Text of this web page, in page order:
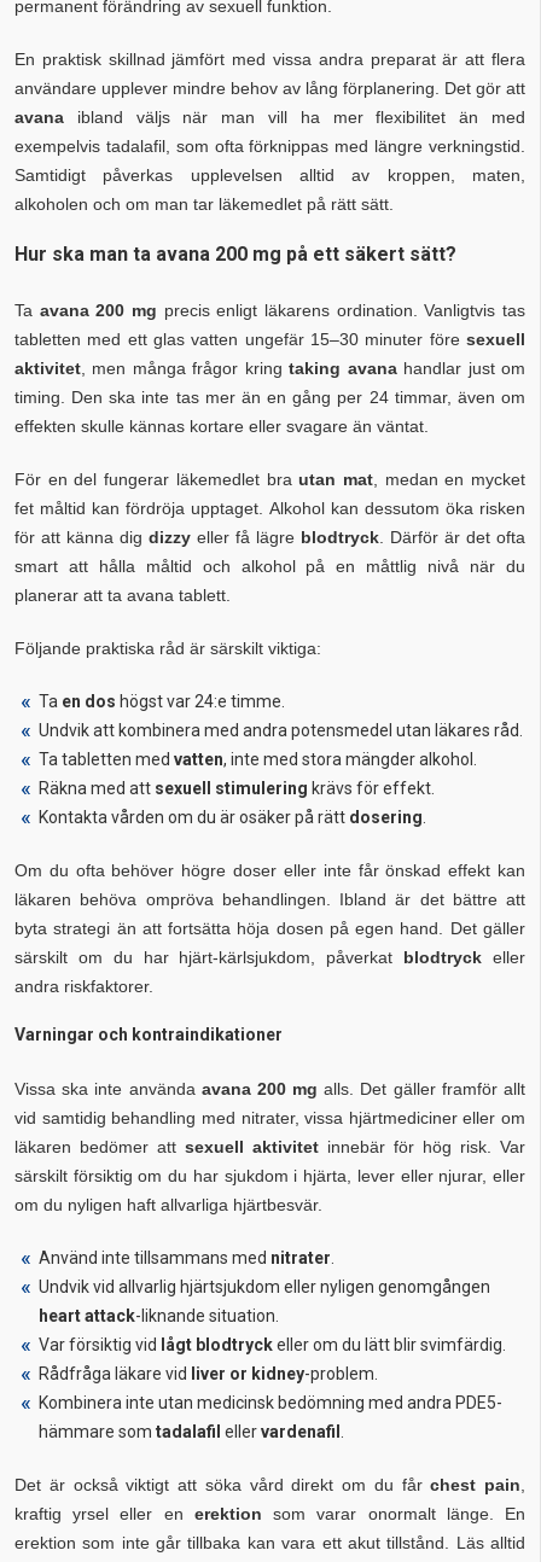
permanent förändring av sexuell funktion.
En praktisk skillnad jämfört med vissa andra preparat är att flera
användare upplever mindre behov av lång förplanering. Det gör att
avana ibland väljs när man vill ha mer flexibilitet än med
exempelvis tadalafil, som ofta förknippas med längre verkningstid.
Samtidigt påverkas upplevelsen alltid av kroppen, maten,
alkoholen och om man tar läkemedlet på rätt sätt.
Hur ska man ta avana 200 mg på ett säkert sätt?
Ta avana 200 mg precis enligt läkarens ordination. Vanligtvis tas
tabletten med ett glas vatten ungefär 15–30 minuter före sexuell
aktivitet , men många frågor kringtaking avanahandlar just om
timing. Den ska inte tas mer än en gång per 24 timmar, även om
effekten skulle kännas kortare eller svagare än väntat.
För en del fungerar läkemedlet brautan mat, medan en mycket
fet måltid kan fördröja upptaget. Alkohol kan dessutom öka risken
för att känna dig dizzy eller få lägre blodtryck . Därför är det ofta
smart att hålla måltid och alkohol på en måttlig nivå när du
planerar att ta avana tablett.
Följande praktiska råd är särskilt viktiga:
Ta en dos högst var 24:e timme.
Undvik att kombinera med andra potensmedel utan läkares råd.
Ta tabletten med vatten, inte med stora mängder alkohol.
Räkna med att sexuell stimulering krävs för effekt.
Kontakta vården om du är osäker på rätt dosering
Om du ofta behöver högre doser eller inte får önskad effekt kan
läkaren behöva ompröva behandlingen. Ibland är det bättre att
byta strategi än att fortsätta höja dosen på egen hand. Det gäller
särskilt om du har hjärt-kärlsjukdom, påverkat blodtryck eller
andra riskfaktorer.
Varningar och kontraindikationer
Vissa ska inte använda avana 200 mg alls. Det gäller framför allt
vid samtidig behandling med nitrater, vissa hjärtmediciner eller om
läkaren bedömer att sexuell aktivitet innebär för hög risk. Var
särskilt försiktig om du har sjukdom i hjärta, lever eller njurar, eller
om du nyligen haft allvarliga hjärtbesvär.
Använd inte tillsammans med nitrater
Undvik vid allvarlig hjärtsjukdom eller nyligen genomgången
heart attack-liknande situation.
Var försiktig vid
lågt blodtryckeller om du lätt blir svimfärdig.
Rådfråga läkare vid
liver or kidney-problem.
Kombinera inte utan medicinsk bedömning med andra PDE5-
hämmare som tadalafil ellervardenafil
Det är också viktigt att söka vård direkt om du fårchest pain
kraftig yrsel eller en erektion som varar onormalt länge. En
erektion som inte går tillbaka kan vara ett akut tillstånd. Läs alltid